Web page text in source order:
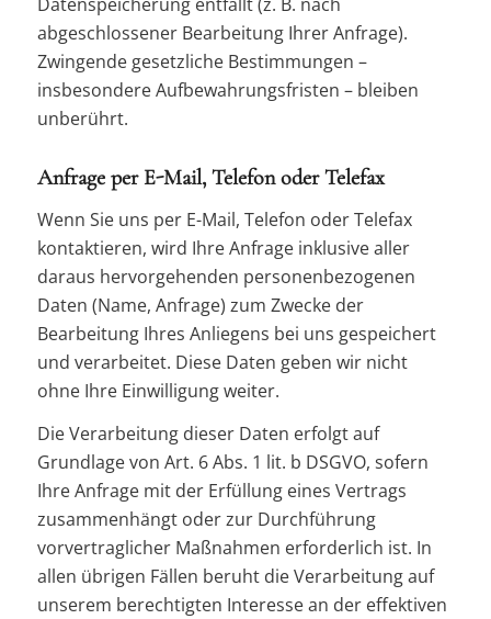
abgeschlossener Bearbeitung Ihrer Anfrage).
Zwingende gesetzliche Bestimmungen –
insbesondere Aufbewahrungsfristen – bleiben
unberührt.
Anfrage per E-Mail, Telefon oder Telefax
Wenn Sie uns per E-Mail, Telefon oder Telefax
kontaktieren, wird Ihre Anfrage inklusive aller
daraus hervorgehenden personenbezogenen
Daten (Name, Anfrage) zum Zwecke der
Bearbeitung Ihres Anliegens bei uns gespeichert
und verarbeitet. Diese Daten geben wir nicht
ohne Ihre Einwilligung weiter.
Die Verarbeitung dieser Daten erfolgt auf
Grundlage von Art. 6 Abs. 1 lit. b DSGVO, sofern
Ihre Anfrage mit der Erfüllung eines Vertrags
zusammenhängt oder zur Durchführung
vorvertraglicher Maßnahmen erforderlich ist. In
allen übrigen Fällen beruht die Verarbeitung auf
unserem berechtigten Interesse an der effektiven